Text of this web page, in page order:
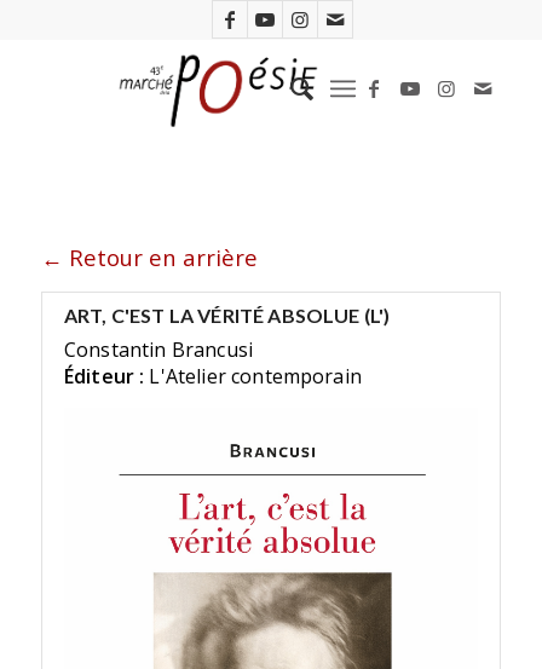
← Retour en arrière
ART, C'EST LA VÉRITÉ ABSOLUE (L')
Constantin Brancusi
Éditeur : L'Atelier contemporain